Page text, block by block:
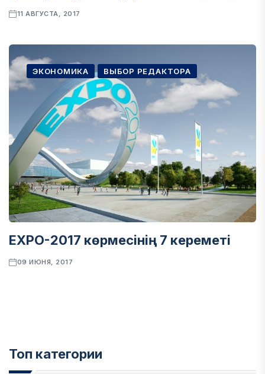
11 АВГУСТА, 2017
ЭКОНОМИКА ВЫБОР РЕДАКТОРА
EXPO-2017 көрмесінің 7 кереметі
09 ИЮНЯ, 2017
Топ категории